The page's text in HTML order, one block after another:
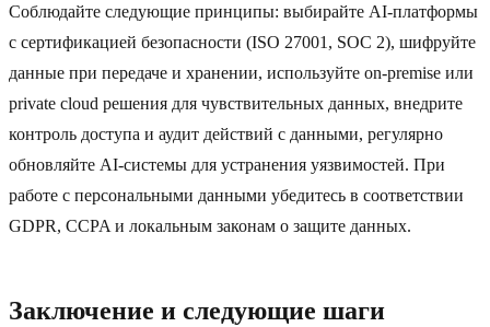
Соблюдайте следующие принципы: выбирайте AI-платформы
с сертификацией безопасности (ISO 27001, SOC 2), шифруйте
данные при передаче и хранении, используйте on-premise или
private cloud решения для чувствительных данных, внедрите
контроль доступа и аудит действий с данными, регулярно
обновляйте AI-системы для устранения уязвимостей. При
работе с персональными данными убедитесь в соответствии
GDPR, CCPA и локальным законам о защите данных.
Заключение и следующие шаги